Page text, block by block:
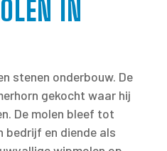
IN
stenen onderbouw. De
gekocht waar hij
De molen bleef tot
bedrijf en diende als